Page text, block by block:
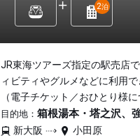
2泊
JR東海ツアーズ指定の駅売店
ィビティやグルメなどに利用
（電子チケット／おひとり様
目的地： 箱根湯本・塔之沢、
新大阪
小田原